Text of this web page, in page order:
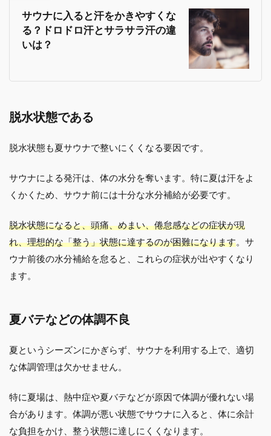
サウナに入ると汗をかきやすくな
る？ドロドロ汗とサラサラ汗の違
いは？
脱水状態である
脱水状態も夏サウナで整いにくくなる要因です。
サウナによる発汗は、体の水分を奪います。特に夏は汗をよ
くかくため、サウナ前には十分な水分補給が必要です。
脱水状態になると、頭痛、めまい、倦怠感などの症状が現
れ、理想的な「整う」状態に達するのが困難になります 。サ
ウナ前後の水分補給を怠ると、これらの症状が出やすくなり
ます。
夏バテなどの体調不良
夏というシーズンにかぎらず、サウナを利用する上で、適切
な体調管理は欠かせません。
特に夏場は、熱中症や夏バテなどが原因で体調が優れない場
合があります。体調が悪い状態でサウナに入ると、体に余計
な負担をかけ、整う状態に達しにくくなります。